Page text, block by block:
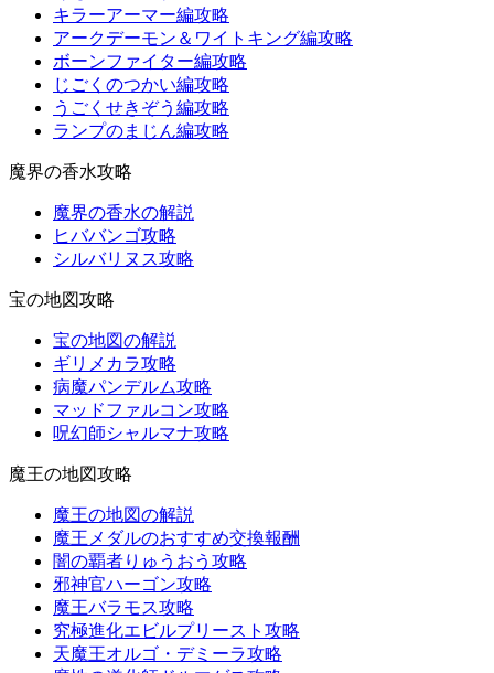
キラーアーマー編攻略
アークデーモン＆ワイトキング編攻略
ボーンファイター編攻略
じごくのつかい編攻略
うごくせきぞう編攻略
ランプのまじん編攻略
魔界の香水攻略
魔界の香水の解説
ヒババンゴ攻略
シルバリヌス攻略
宝の地図攻略
宝の地図の解説
ギリメカラ攻略
病魔パンデルム攻略
マッドファルコン攻略
呪幻師シャルマナ攻略
魔王の地図攻略
魔王の地図の解説
魔王メダルのおすすめ交換報酬
闇の覇者りゅうおう攻略
邪神官ハーゴン攻略
魔王バラモス攻略
究極進化エビルプリースト攻略
天魔王オルゴ・デミーラ攻略